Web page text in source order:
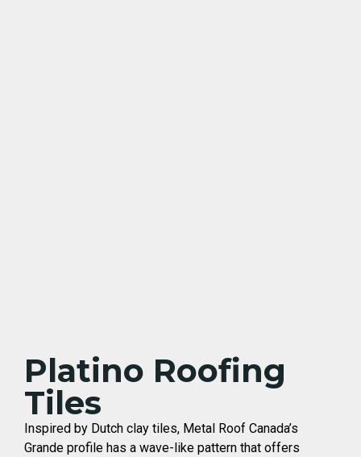
Platino Roofing
Tiles
Inspired by Dutch clay tiles, Metal Roof Canada’s
Grande profile has a wave-like pattern that offers